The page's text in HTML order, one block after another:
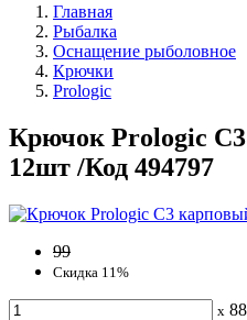
Главная
Рыбалка
Оснащение рыболовное
Крючки
Prologic
Крючок Prologic
12шт /Код 494797
99
Скидка 11%
x 88